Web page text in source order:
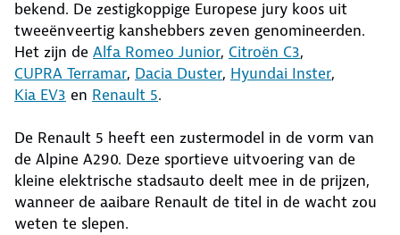
bekend. De zestigkoppige Europese jury koos uit
tweeënveertig kanshebbers zeven genomineerden.
Het zijn de Alfa Romeo Junior, Citroën C3,
CUPRA Terramar, Dacia Duster, Hyundai Inster,
Kia EV3 en Renault 5.
De Renault 5 heeft een zustermodel in de vorm van
de Alpine A290. Deze sportieve uitvoering van de
kleine elektrische stadsauto deelt mee in de prijzen,
wanneer de aaibare Renault de titel in de wacht zou
weten te slepen.